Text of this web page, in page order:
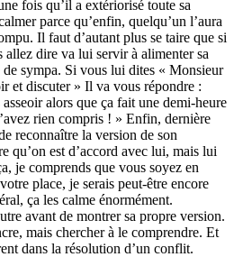
fois qu’il a extériorisé toute sa
parce qu’enfin, quelqu’un l’aura
Il faut d’autant plus se taire que si
allez dire va lui servir à alimenter sa
sympa. Si vous lui dites « Monsieur
et discuter » Il va vous répondre :
alors que ça fait une demi-heure
rien compris ! » Enfin, dernière
reconnaître la version de son
qu’on est d’accord avec lui, mais lui
je comprends que vous soyez en
place, je serais peut-être encore
ça les calme énormément.
avant de montrer sa propre version.
mais chercher à le comprendre. Et
dans la résolution d’un conflit.